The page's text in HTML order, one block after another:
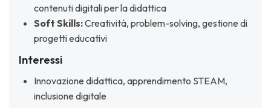
contenuti digitali per la didattica
Soft Skills:Creatività, problem-solving, gestione di
progetti educativi
Interessi
Innovazione didattica, apprendimento STEAM,
inclusione digitale